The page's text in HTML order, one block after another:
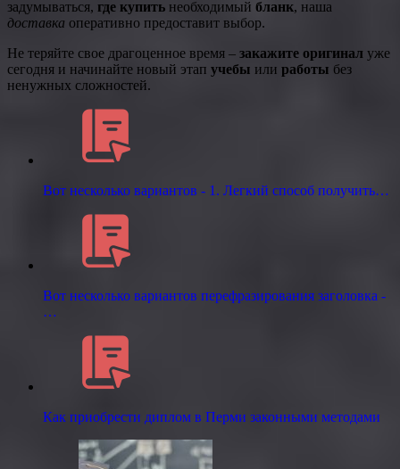
задумываться, где купить необходимый бланк, наша
доставка оперативно предоставит выбор.
Не теряйте свое драгоценное время – закажите оригинал уже
сегодня и начинайте новый этап учебы или работы без
ненужных сложностей.
Вот несколько вариантов - 1. Легкий способ получить…
Вот несколько вариантов перефразирования заголовка -
…
Как приобрести диплом в Перми законными методами